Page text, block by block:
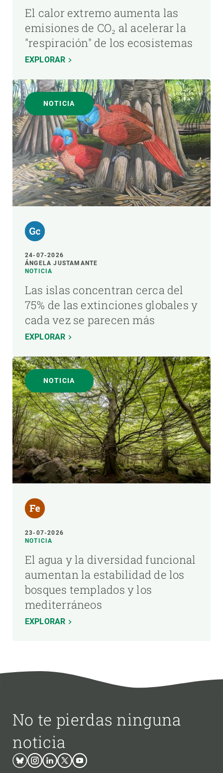
El calor extremo aumenta las
emisiones de CO₂ al acelerar la
"respiración" de los ecosistemas
EXPLORAR
NOTICIA
24-07-2026
ÁNGELA JUSTAMANTE
NOTICIA
Las islas concentran cerca del
75% de las extinciones globales y
cada vez se parecen más
EXPLORAR
NOTICIA
23-07-2026
NOTICIA
El agua y la diversidad funcional
aumentan la estabilidad de los
bosques templados y los
mediterráneos
EXPLORAR
No te pierdas ninguna
noticia
BlueskyInstagram
LinkedinTwitterYoutube